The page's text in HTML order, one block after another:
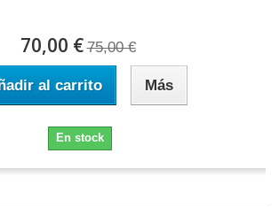
70,00 € 75,00 €
al carrito Más
En stock